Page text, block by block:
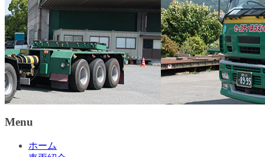
Menu
ホーム